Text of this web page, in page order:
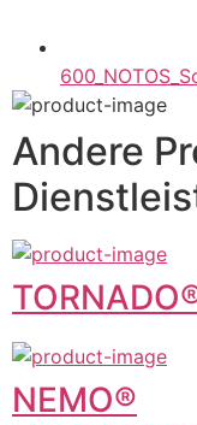
Andere
NEMO®